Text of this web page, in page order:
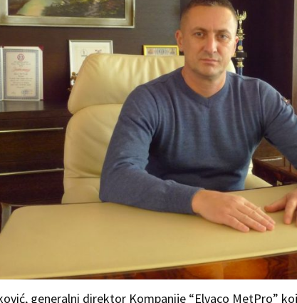
generalni direktor Kompanije “Elvaco MetPro”